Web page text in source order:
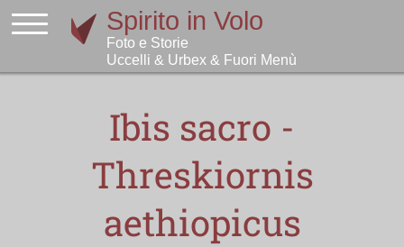
Ibis sacro -
Threskiornis
aethiopicus